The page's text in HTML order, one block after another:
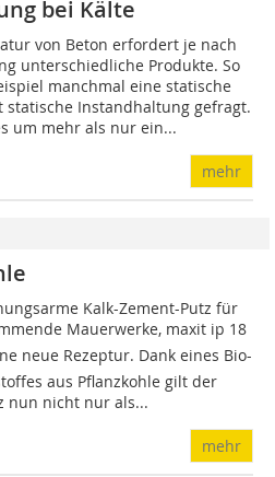
bei Kälte
von Beton erfordert je nach
unterschiedliche Produkte. So
manchmal eine statische
statische Instandhaltung gefragt.
um mehr als nur ein...
mehr
Kalk-Zement-Putz für
Mauerwerke, maxit ip 18
neue Rezeptur. Dank eines Bio-
aus Pflanzkohle gilt der
nun nicht nur als...
mehr